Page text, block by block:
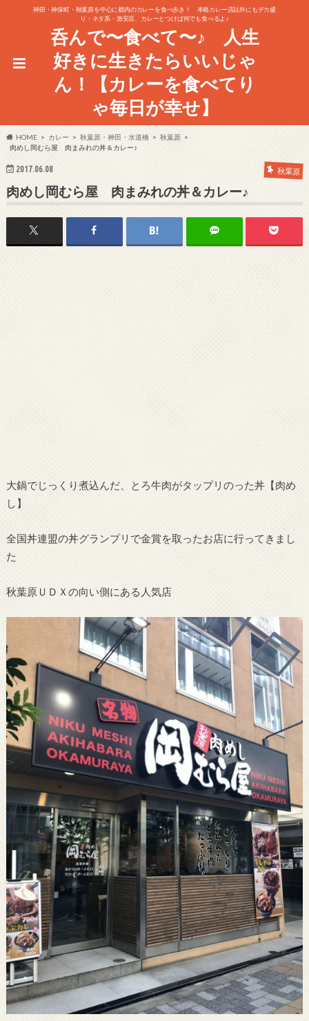
神田・神保町・秋葉原を中心に都内のカレーを食べ歩き！ 本格カレー店以外にもデカ盛
り・ネタ系・激安店、カレーとつけば何でも食べるよ♪
呑んで〜食べて〜♪ 人生
好きに生きたらいいじゃ
ん！【カレーを食べてり
ゃ毎日が幸せ】
HOME カレー 秋葉原・神田・水道橋
秋葉原
肉めし岡むら屋 肉まみれの丼＆カレー♪
2017.06.08 秋葉原
肉めし岡むら屋 肉まみれの丼＆カレー♪
大鍋でじっくり煮込んだ、とろ牛肉がタップリのった丼【肉め
し】
全国丼連盟の丼グランプリで金賞を取ったお店に行ってきまし
た
秋葉原ＵＤＸの向い側にある人気店